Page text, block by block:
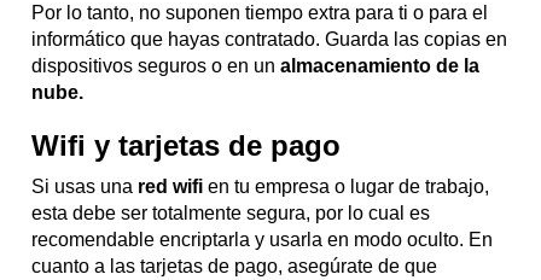
Por lo tanto, no suponen tiempo extra para ti o para el
informático que hayas contratado. Guarda las copias en
dispositivos seguros o en unalmacenamiento de la
nube.
Wifi y tarjetas de pago
Si usas una red wifien tu empresa o lugar de trabajo,
esta debe ser totalmente segura, por lo cual es
recomendable encriptarla y usarla en modo oculto. En
cuanto a las tarjetas de pago, asegúrate de que